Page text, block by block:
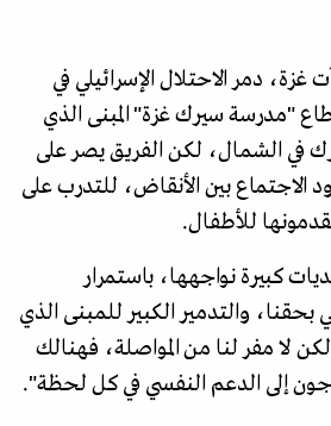
دمر الاحتلال الإسرائيلي في
"مدرسة سيرك غزة" المبنى الذي
في الشمال، لكن الفريق يصر على
الاجتماع بين الأنقاض، للتدرب على
للأطفال.
كبيرة نواجهها، باستمرار
والتدمير الكبير للمبنى الذي
لا مفر لنا من المواصلة، فهنالك
إلى الدعم النفسي في كل لحظة".